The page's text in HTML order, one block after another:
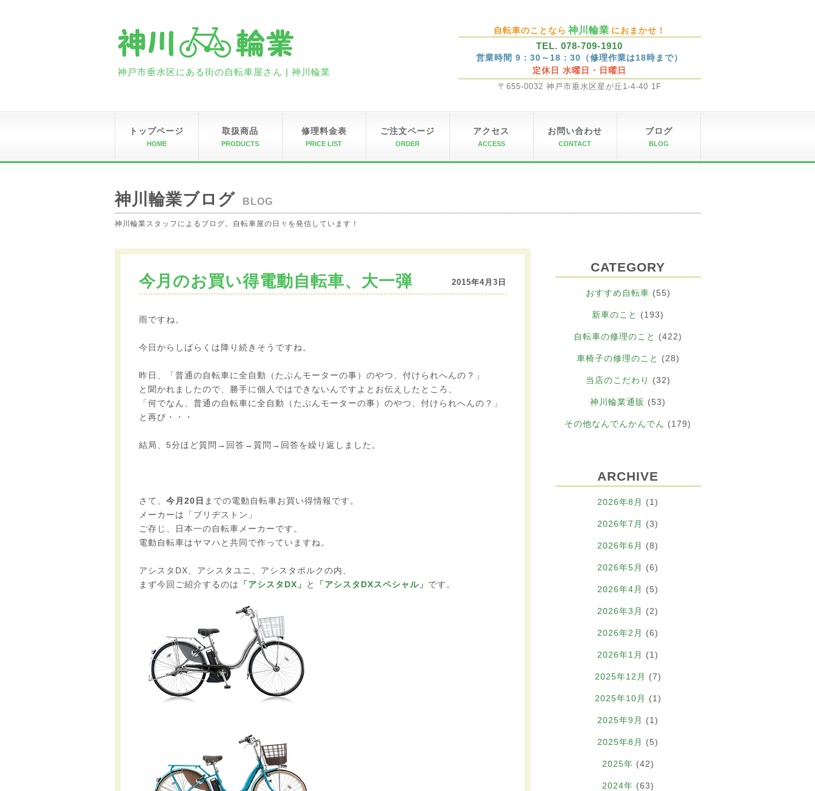
神戸市垂水区にある街の自転車屋さん | 神川輪業
自転車のことなら 神川輪業 におまかせ！
TEL. 078-709-1910
営業時間 9：30～18：30（修理作業は18時まで）
定休日 水曜日・日曜日
〒655-0032 神戸市垂水区星が丘1-4-40 1F
トップページ
HOME
取扱商品
PRODUCTS
修理料金表
PRICE LIST
ご注文ページ
ORDER
アクセス
ACCESS
お問い合わせ
CONTACT
ブログ
BLOG
神川輪業ブログ BLOG
神川輪業スタッフによるブログ。自転車屋の日々を発信しています！
今月のお買い得電動自転車、大一弾 2015年4月3日
雨ですね。
今日からしばらくは降り続きそうですね。
昨日、「普通の自転車に全自動（たぶんモーターの事）のやつ、付けられへんの？」
と聞かれましたので、勝手に個人ではできないんですよとお伝えしたところ、
「何でなん、普通の自転車に全自動（たぶんモーターの事）のやつ、付けられへんの？」
と再び・・・
結局、5分ほど質問→回答→質問→回答を繰り返しました。
さて、 今月20日 までの電動自転車お買い得情報です。
メーカーは「ブリヂストン」
ご存じ、日本一の自転車メーカーです。
電動自転車はヤマハと共同で作っていますね。
アシスタDX、アシスタユニ、アシスタポルクの内、
まず今回ご紹介するのは 「アシスタDX」 と 「アシスタDXスペシャル」 です。
CATEGORY
おすすめ自転車 (55)
新車のこと (193)
自転車の修理のこと (422)
車椅子の修理のこと (28)
当店のこだわり (32)
神川輪業通販 (53)
その他なんでんかんでん (179)
ARCHIVE
2026年8月 (1)
2026年7月 (3)
2026年6月 (8)
2026年5月 (6)
2026年4月 (5)
2026年3月 (2)
2026年2月 (6)
2026年1月 (1)
2025年12月 (7)
2025年10月 (1)
2025年9月 (1)
2025年8月 (5)
2025年 (42)
2024年 (63)